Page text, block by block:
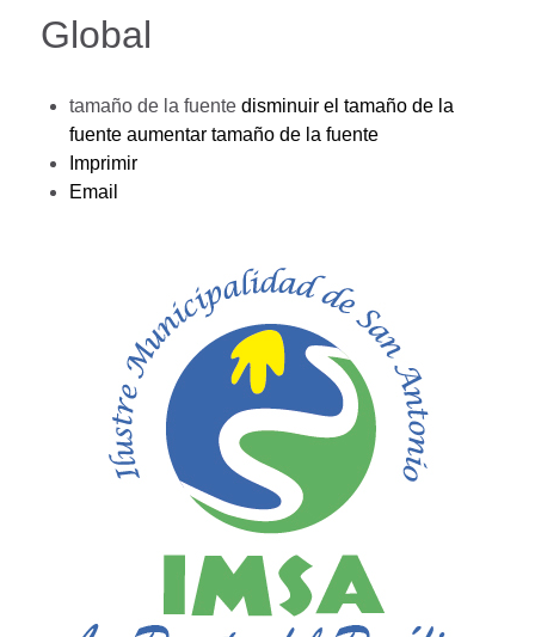
Global
tamaño de la fuente disminuir el tamaño de la
fuente aumentar tamaño de la fuente
Imprimir
Email